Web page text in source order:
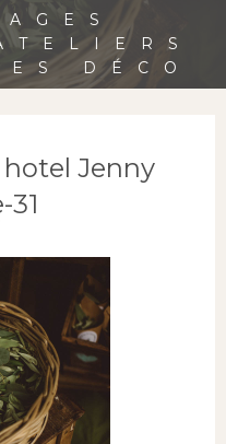
DÉCO
Jenny
31